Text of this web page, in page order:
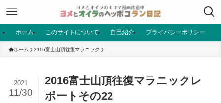
ホーム このサイトについて 自己紹介 プライバシーポリシー
ホーム 2016富士山頂往復マラニック
2016富士山頂往復マラニックレ
ポートその22
2021
11/30